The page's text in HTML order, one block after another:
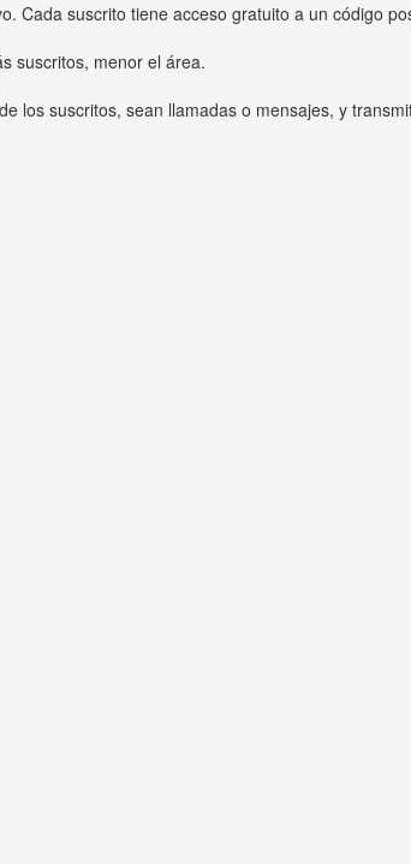
Cada suscrito tiene acceso gratuito a un código
suscritos, menor el área.
los suscritos, sean llamadas o mensajes, y